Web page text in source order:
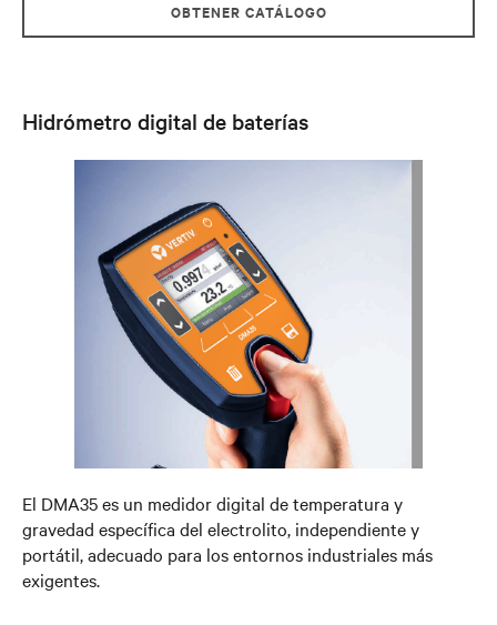
OBTENER CATÁLOGO
Hidrómetro digital de baterías
El DMA35 es un medidor digital de temperatura y
gravedad específica del electrolito, independiente y
portátil, adecuado para los entornos industriales más
exigentes.